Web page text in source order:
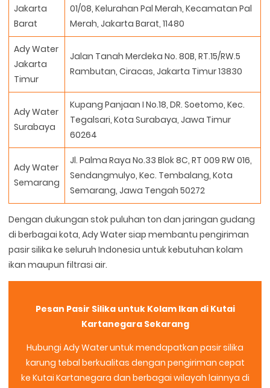
Jakarta
Barat
01/08, Kelurahan Pal Merah, Kecamatan Pal
Merah, Jakarta Barat, 11480
Ady Water
Jakarta
Timur
Jalan Tanah Merdeka No. 80B, RT.15/RW.5
Rambutan, Ciracas, Jakarta Timur 13830
Ady Water
Surabaya
Kupang Panjaan I No.18, DR. Soetomo, Kec.
Tegalsari, Kota Surabaya, Jawa Timur
60264
Ady Water
Semarang
Jl. Palma Raya No.33 Blok 8C, RT 009 RW 016,
Sendangmulyo, Kec. Tembalang, Kota
Semarang, Jawa Tengah 50272
Dengan dukungan stok puluhan ton dan jaringan gudang
di berbagai kota, Ady Water siap membantu pengiriman
pasir silika ke seluruh Indonesia untuk kebutuhan kolam
ikan maupun filtrasi air.
Pesan Pasir Silika untuk Kolam Ikan di Kutai
Kartanegara Sekarang
Hubungi Ady Water untuk mendapatkan pasir silika
karung tebal berkualitas dengan pengiriman cepat
ke Kutai Kartanegara dan berbagai wilayah lainnya di